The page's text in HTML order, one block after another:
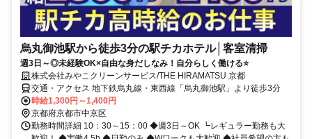
烏丸御池駅から徒歩3分の駅チカホテル│客室清掃
週3日～◎未経験OK×自由な身だしなみ！自分らしく働ける⭐
株式会社みやこクリーンサービス/THE HIRAMATSU 京都
交通・アクセス 地下鉄烏丸線・東西線「烏丸御池駅」より徒歩3分
時給1,300円～1,400円
京都府京都市中京区
勤務時間詳細 10：30～15：00 ◆週3日～OK ┗レギュラー勤務も大